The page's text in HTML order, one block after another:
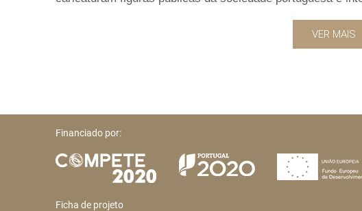
VER MAIS
Financiado por:
Ficha de projeto